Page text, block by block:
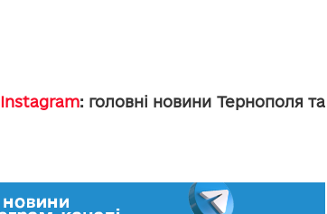
Instagram: головні новини Тернополя та